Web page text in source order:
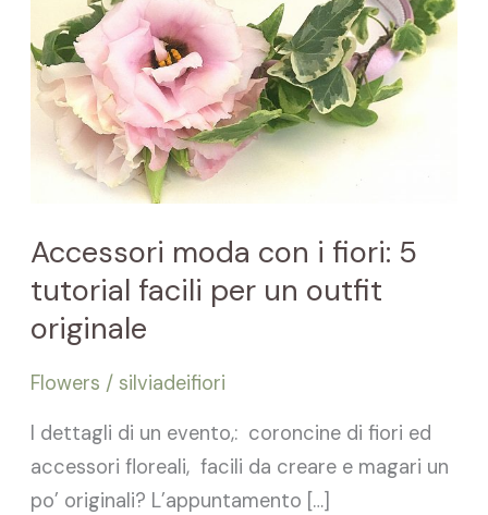
Accessori moda con i fiori: 5
tutorial facili per un outfit
originale
Flowers /silviadeifiori
I dettagli di un evento,: coroncine di fiori ed
accessori floreali, facili da creare e magari un
po’ originali? L’appuntamento […]
fiori:
5
tutorial
facili
per
originale